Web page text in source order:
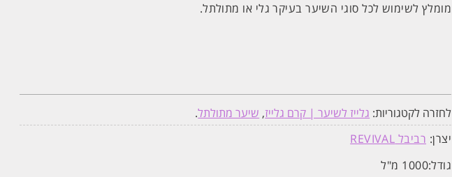
מומלץ לשימוש לכל סוגי השיער בעיקר גלי או מתולתל.
לחזרה לקטגוריות: גלייז לשיער | קרם גלייז, שיער מתולתל.
יצרן: רביבל REVIVAL
גודל:1000 מ"ל